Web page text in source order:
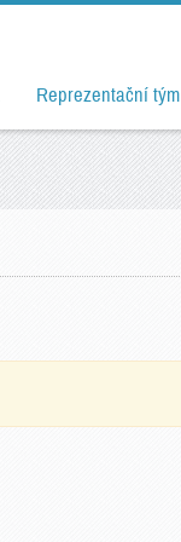
Reprezentační tým